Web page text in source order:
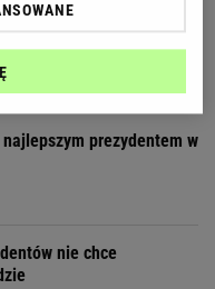
Bakę na kandydata na
prezydentem w
nie chce